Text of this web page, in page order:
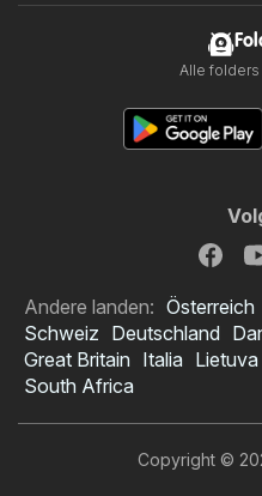
Alle folders
Andere landen: Österreich
Schweiz Deutschland
Great Britain Italia Lietuva
South Africa
Copyright ©